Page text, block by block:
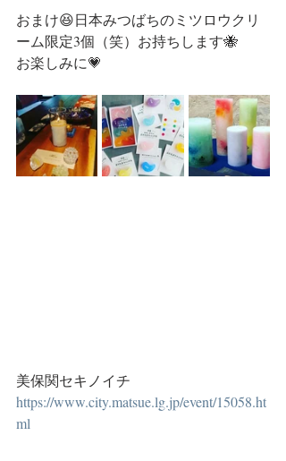
おまけ😆日本みつばちのミツロウクリ
ーム限定3個（笑）お持ちします🐝
お楽しみに💗
美保関セキノイチ
https://www.city.matsue.lg.jp/event/15058.ht
ml